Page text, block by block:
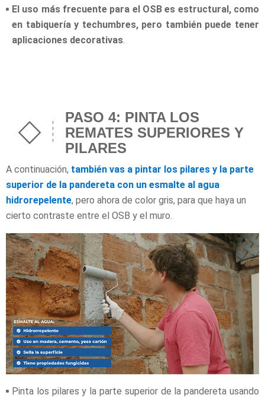
El uso más frecuente para el OSB es estructural, como
en tabiquería y techumbres, pero también puede tener
aplicaciones decorativas
PASO 4: PINTA LOS
REMATES SUPERIORES Y
PILARES
A continuación, también vas a pintar los pilares y la parte
superior de la pandereta con un esmalte al agua
hidrorepelente, pero ahora de color gris, para que haya un
cierto contraste entre el OSB y el muro.
Pinta los pilares y la parte superior de la pandereta usando